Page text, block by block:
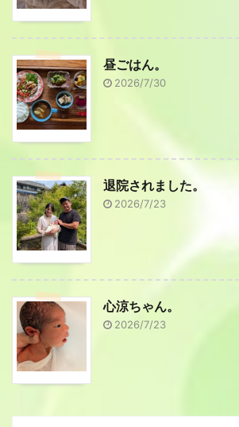
昼ごはん。
2026/7/30
退院されました。
2026/7/23
心涼ちゃん。
2026/7/23